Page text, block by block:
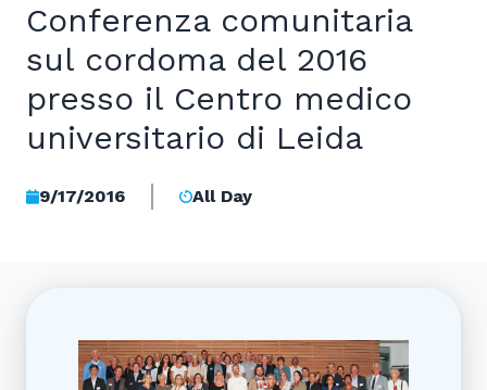
Conferenza comunitaria
sul cordoma del 2016
presso il Centro medico
universitario di Leida
9/17/2016 All Day